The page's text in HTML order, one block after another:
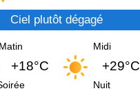
Ciel plutôt dégagé
Matin
+18°C
Midi
+29°C
Nuit